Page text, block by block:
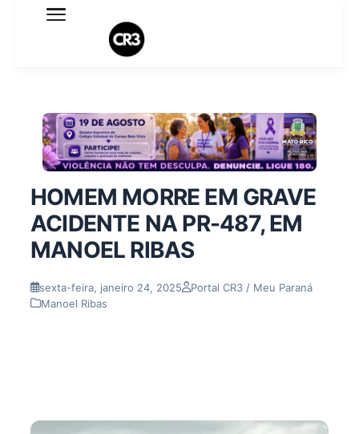
Expediente
Termo de Uso
Sobre o blog
HOMEM MORRE EM GRAVE
ACIDENTE NA PR-487, EM
MANOEL RIBAS
sexta-feira, janeiro 24, 2025
Portal CR3 / Meu Paraná
Manoel Ribas